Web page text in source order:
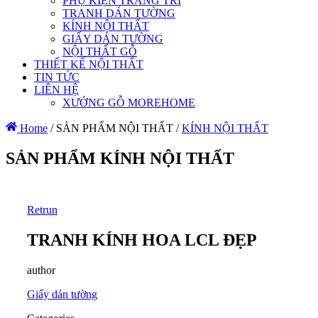
TRANH DÁN TƯỜNG
KÍNH NỘI THẤT
GIẤY DÁN TƯỜNG
NỘI THẤT GỖ
THIẾT KẾ NỘI THẤT
TIN TỨC
LIÊN HỆ
XƯỞNG GỖ MOREHOME
Home / SẢN PHẨM NỘI THẤT / KÍNH NỘI THẤT
SẢN PHẨM KÍNH NỘI THẤT
Retrun
TRANH KÍNH HOA LCL ĐẸP
author
Giấy dán tường